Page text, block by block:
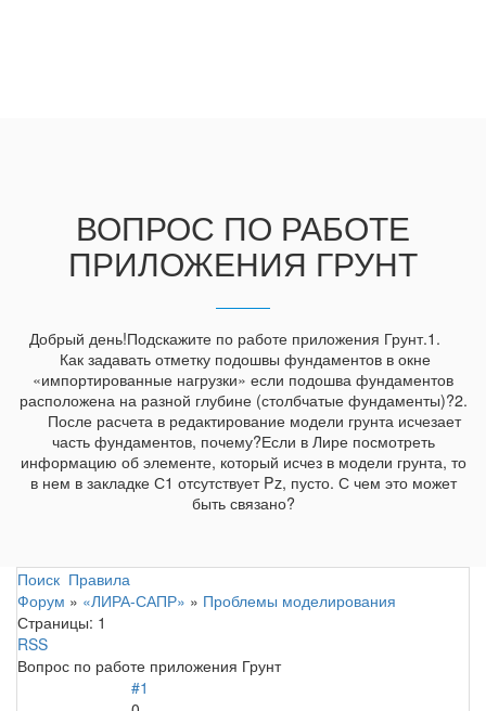
ВОПРОС ПО РАБОТЕ
ПРИЛОЖЕНИЯ ГРУНТ
Добрый день!Подскажите по работе приложения Грунт.1.
Как задавать отметку подошвы фундаментов в окне
«импортированные нагрузки» если подошва фундаментов
расположена на разной глубине (столбчатые фундаменты)?2.
После расчета в редактирование модели грунта исчезает
часть фундаментов, почему?Если в Лире посмотреть
информацию об элементе, который исчез в модели грунта, то
в нем в закладке С1 отсутствует Pz, пусто. С чем это может
быть связано?
Поиск Правила
Форум » «ЛИРА-САПР» » Проблемы моделирования
Страницы: 1
RSS
Вопрос по работе приложения Грунт
#1